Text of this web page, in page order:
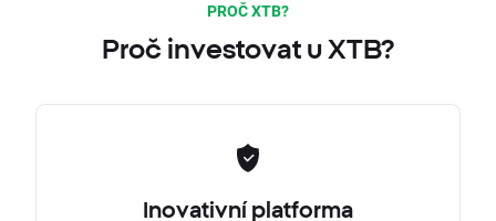
PROČ XTB?
Proč investovat u XTB?
Inovativní platforma